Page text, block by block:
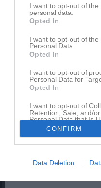
I want to opt-out of the
personal data.
Opted In
I want to opt-out of the
Personal Data.
Opted In
I want to opt-out of
Personal Data for
Opted In
I want to opt-out of
Retention, Sale, and/
Personal Data that Is
Purposes for which it
CONFIRM
Data Deletion
Antidoping
Välkommen till Kils
Vi arrangerar träningar,
aktiviteter för våra
medlemskap oavsett ålder,
För att börja utöva
Vi organiserar vår
kunskapsnivå och särskilda
höstterminen. Information